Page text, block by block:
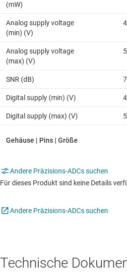
(mW)
Analog supply voltage
(min) (V)
Analog supply voltage
(max) (V)
SNR (dB)
Digital supply (min) (V)
Digital supply (max) (V)
Andere Präzisions-ADCs suchen
Für dieses Produkt sind keine Details
Andere Präzisions-ADCs suchen
Technische